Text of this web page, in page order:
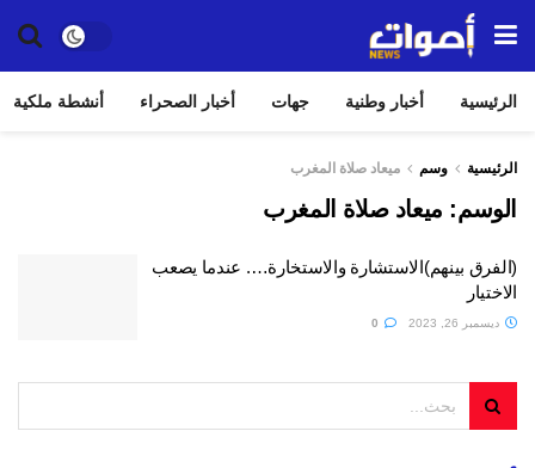
الرئيسية أخبار وطنية جهات أخبار الصحراء أنشطة ملكية
الرئيسية وسم ميعاد صلاة المغرب
الوسم: ميعاد صلاة المغرب
(الفرق بينهم)الاستشارة والاستخارة…. عندما يصعب
الاختيار
ديسمبر 26, 2023